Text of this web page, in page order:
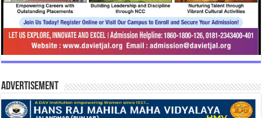
Advertisement